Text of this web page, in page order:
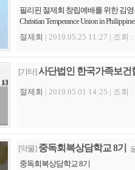
필리핀 절제회 창립예배를 위한 김
Christian Temperance Union in
절제회 | 2019.05.25 11:27 | 조회 :
[기타] 사단법인 한국가족보건
절제회 | 2019.05.01 14:25 | 조회 :
[약물] 중독회복상담학교 8기
중독회복상담학교 8기